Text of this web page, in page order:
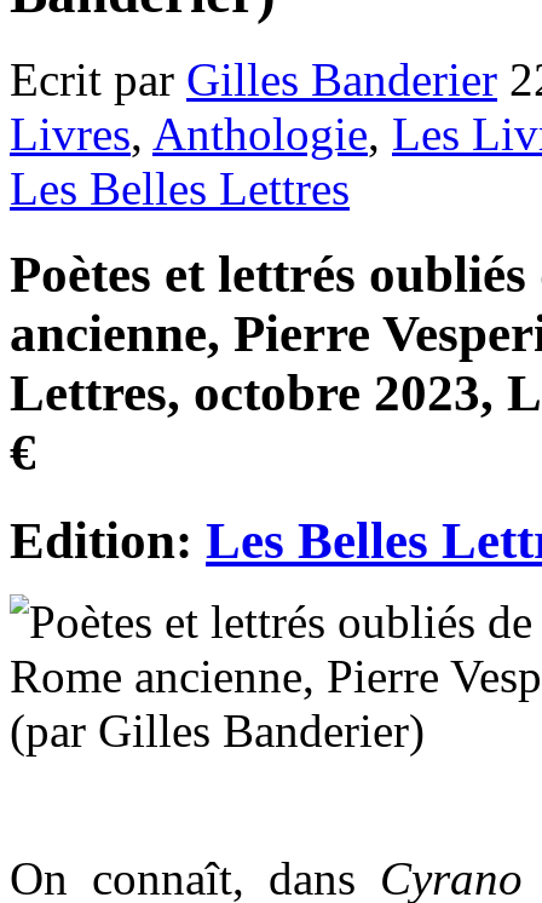
Ecrit par Gilles Banderier
Livres, Anthologie, Les
Les Belles Lettres
Poètes et lettrés
ancienne, Pierre
Lettres, octobre 2023,
€
Edition: Les Belles
On connaît, dans